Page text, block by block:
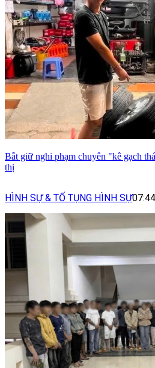
Bắt giữ nghi phạm chuyên "kê gạch
thị
HÌNH SỰ & TỐ TỤNG HÌNH SỰ07:44